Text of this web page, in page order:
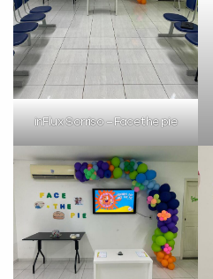
inFlux Sorriso – Face the pie